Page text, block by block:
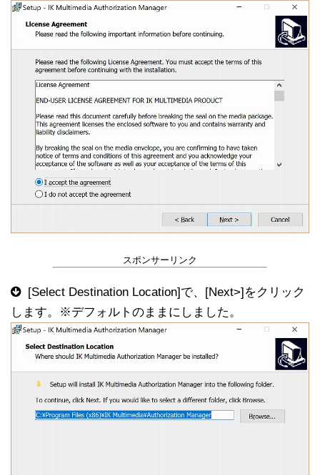
スポンサーリンク
[Select Destination Location]で、[Next>]をクリック
します。※デフォルトのままにしました。